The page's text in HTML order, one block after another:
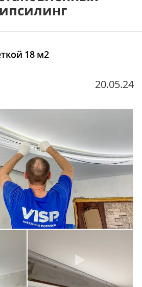
18 м2
20.05.24